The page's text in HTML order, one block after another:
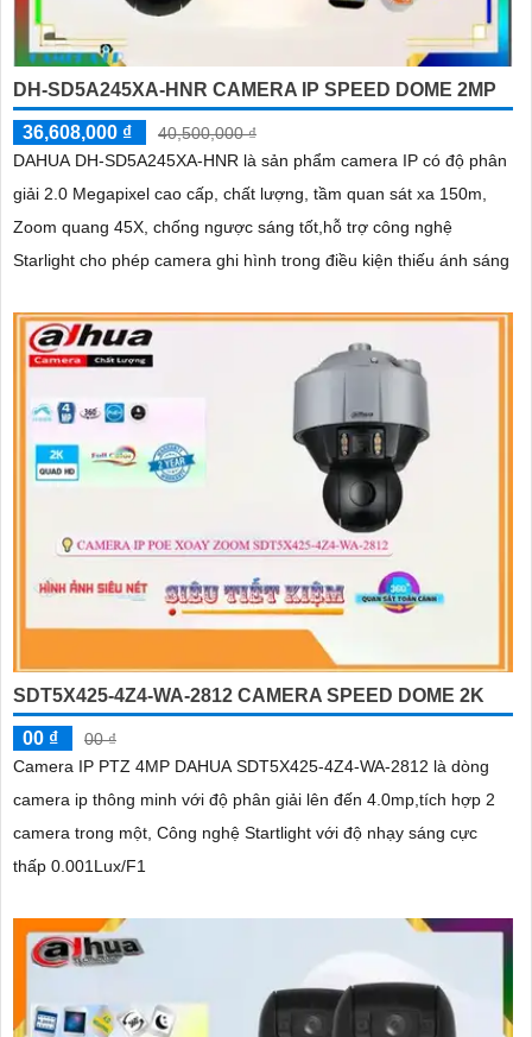
DH-SD5A245XA-HNR CAMERA IP SPEED DOME 2MP
36,608,000 ₫
40,500,000 ₫
DAHUA DH-SD5A245XA-HNR là sản phẩm camera IP có độ phân
giải 2.0 Megapixel cao cấp, chất lượng, tầm quan sát xa 150m,
Zoom quang 45X, chống ngược sáng tốt,hỗ trợ công nghệ
Starlight cho phép camera ghi hình trong điều kiện thiếu ánh sáng
SDT5X425-4Z4-WA-2812 CAMERA SPEED DOME 2K
00 ₫
00 ₫
Camera IP PTZ 4MP DAHUA SDT5X425-4Z4-WA-2812 là dòng
camera ip thông minh với độ phân giải lên đến 4.0mp,tích hợp 2
camera trong một, Công nghệ Startlight với độ nhạy sáng cực
thấp 0.001Lux/F1